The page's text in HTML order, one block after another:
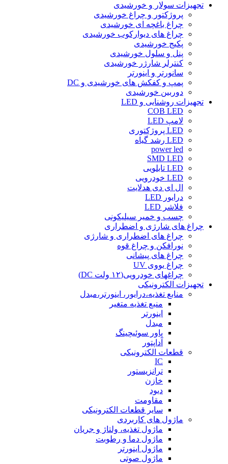
تجهیزات سولار و خورشیدی
پروژکتور و چراغ خورشیدی
چراغ باغچه ای خورشیدی
چراغ های دیوارکوب خورشیدی
پکیج خورشیدی
پنل و سلول خورشیدی
کنترلر شارژر خورشیدی
سانورتر و اینورتر
پمپ و کفکش های خورشیدی و DC
دوربین خورشیدی
تجهیزات روشنایی و LED
COB LED
لامپ LED
LED پروژکتوری
LED رشد گیاه
power led
SMD LED
LED تابلویی
LED خودرویی
ال ای دی هدلایت
درایور LED
فلاشر LED
چسب و خمیر سیلیکونی
چراغ های شارژی و اضطراری
چراغ های اضطراری و شارژی
نورافکن و چراغ قوه
چراغ های پیشانی
چراغ یووی UV
چراغهای خودرویی(۱۲ ولت DC)
تجهیزات الکترونیکی
منابع تغذیه،درایور، اینورتر،مبدل
منبع تغذیه متغیر
اینورتر
مبدل
پاور سوئیچینگ
آداپتور
قطعات الکترونیکی
IC
ترانزیستور
خازن
دیود
مقاومت
سایر قطعات الکترونیکی
ماژول های کاربردی
ماژول تغذیه، ولتاژ و جریان
ماژول دما و رطوبت
ماژول اینورتر
ماژول صوتی